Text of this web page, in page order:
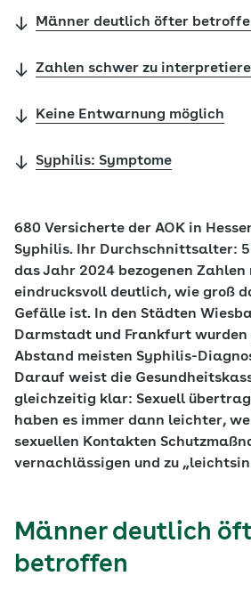
Männer deutlich öfter
Zahlen schwer zu
Keine Entwarnung möglich
Syphilis: Symptome
680 Versicherte der AOK in
Syphilis. Ihr Durchschnittsalter:
das Jahr 2024 bezogenen Zahlen
eindrucksvoll deutlich, wie groß
Gefälle ist. In den Städten
Darmstadt und Frankfurt
Abstand meisten Syphilis-
Darauf weist die
gleichzeitig klar: Sexuell
haben es immer dann leichter,
sexuellen Kontakten
vernachlässigen und zu
Männer deutlich
betroffen